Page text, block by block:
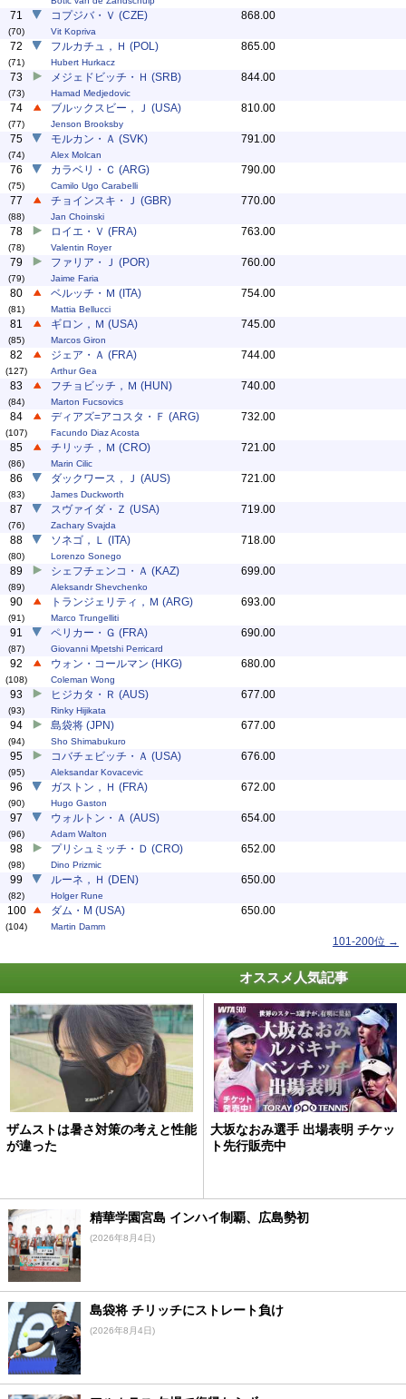
71
(70)
コプジバ・Ｖ (CZE)
Vit Kopriva
868.00
72
(71)
フルカチュ，Ｈ (POL)
Hubert Hurkacz
865.00
73
(73)
メジェドビッチ・Ｈ (SRB)
Hamad Medjedovic
844.00
74
(77)
ブルックスビー，Ｊ (USA)
Jenson Brooksby
810.00
75
(74)
モルカン・Ａ (SVK)
Alex Molcan
791.00
76
(75)
カラベリ・Ｃ (ARG)
Camilo Ugo Carabelli
790.00
77
(88)
チョインスキ・Ｊ (GBR)
Jan Choinski
770.00
78
(78)
ロイエ・Ｖ (FRA)
Valentin Royer
763.00
79
(79)
ファリア・Ｊ (POR)
Jaime Faria
760.00
80
(81)
ベルッチ・Ｍ (ITA)
Mattia Bellucci
754.00
81
(85)
ギロン，Ｍ (USA)
Marcos Giron
745.00
82
(127)
ジェア・Ａ (FRA)
Arthur Gea
744.00
83
(84)
フチョビッチ，Ｍ (HUN)
Marton Fucsovics
740.00
84
(107)
ディアズ=アコスタ・Ｆ (ARG)
Facundo Diaz Acosta
732.00
85
(86)
チリッチ，Ｍ (CRO)
Marin Cilic
721.00
86
(83)
ダックワース，Ｊ (AUS)
James Duckworth
721.00
87
(76)
スヴァイダ・Ｚ (USA)
Zachary Svajda
719.00
88
(80)
ソネゴ，Ｌ (ITA)
Lorenzo Sonego
718.00
89
(89)
シェフチェンコ・Ａ (KAZ)
Aleksandr Shevchenko
699.00
90
(91)
トランジェリティ，Ｍ (ARG)
Marco Trungelliti
693.00
91
(87)
ペリカー・Ｇ (FRA)
Giovanni Mpetshi Perricard
690.00
92
(108)
ウォン・コールマン (HKG)
Coleman Wong
680.00
93
(93)
ヒジカタ・Ｒ (AUS)
Rinky Hijikata
677.00
94
(94)
島袋将 (JPN)
Sho Shimabukuro
677.00
95
(95)
コバチェビッチ・Ａ (USA)
Aleksandar Kovacevic
676.00
96
(90)
ガストン，Ｈ (FRA)
Hugo Gaston
672.00
97
(96)
ウォルトン・Ａ (AUS)
Adam Walton
654.00
98
(98)
プリシュミッチ・Ｄ (CRO)
Dino Prizmic
652.00
99
(82)
ルーネ，Ｈ (DEN)
Holger Rune
650.00
100
(104)
ダム・M (USA)
Martin Damm
650.00
101-200位 →
オススメ人気記事
ザムストは暑さ対策の考えと性能
が違った
大坂なおみ選手 出場表明 チケッ
ト先行販売中
精華学園宮島 インハイ制覇、広島勢初
(2026年8月4日)
島袋将 チリッチにストレート負け
(2026年8月4日)